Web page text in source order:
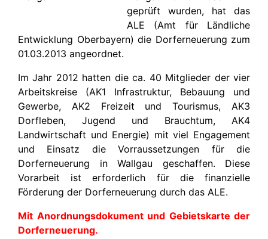
geprüft wurden, hat das
ALE (Amt für Ländliche
Entwicklung Oberbayern) die Dorferneuerung zum
01.03.2013 angeordnet.
Im Jahr 2012 hatten die ca. 40 Mitglieder der vier
Arbeitskreise (AK1 Infrastruktur, Bebauung und
Gewerbe, AK2 Freizeit und Tourismus, AK3
Dorfleben, Jugend und Brauchtum, AK4
Landwirtschaft und Energie) mit viel Engagement
und Einsatz die Vorraussetzungen für die
Dorferneuerung in Wallgau geschaffen. Diese
Vorarbeit ist erforderlich für die finanzielle
Förderung der Dorferneuerung durch das ALE.
Mit Anordnungsdokument und Gebietskarte der
Dorferneuerung.